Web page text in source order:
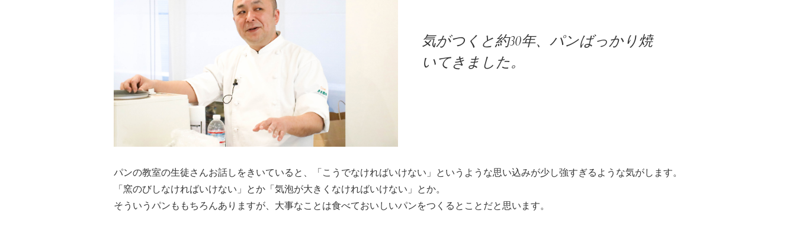
気がつくと約30年、パンばっかり焼
いてきました。
パンの教室の生徒さんお話しをきいていると、「こうでなければいけない」というような思い込みが少し強すぎるような気がします。
「窯のびしなければいけない」とか「気泡が大きくなければいけない」とか。
そういうパンももちろんありますが、大事なことは食べておいしいパンをつくるとことだと思います。